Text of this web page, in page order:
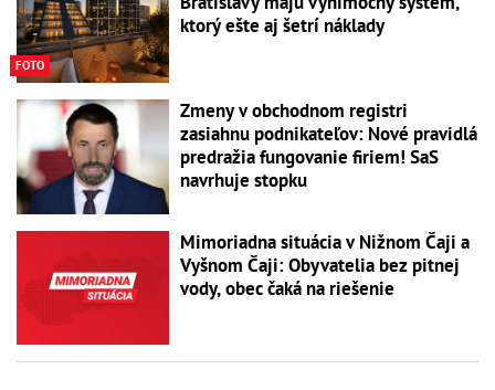
FOTO
ktorý ešte aj šetrí náklady
Zmeny v obchodnom registri
zasiahnu podnikateľov: Nové pravidlá
predražia fungovanie firiem! SaS
navrhuje stopku
Mimoriadna situácia v Nižnom Čaji a
Vyšnom Čaji: Obyvatelia bez pitnej
vody, obec čaká na riešenie